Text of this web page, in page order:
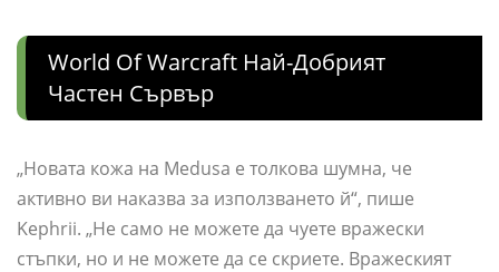
World Of Warcraft Най-Добрият
Частен Сървър
„Новата кожа на Medusa е толкова шумна, че
активно ви наказва за използването й“, пише
Kephrii. „Не само не можете да чуете вражески
стъпки, но и не можете да се скриете. Вражеският